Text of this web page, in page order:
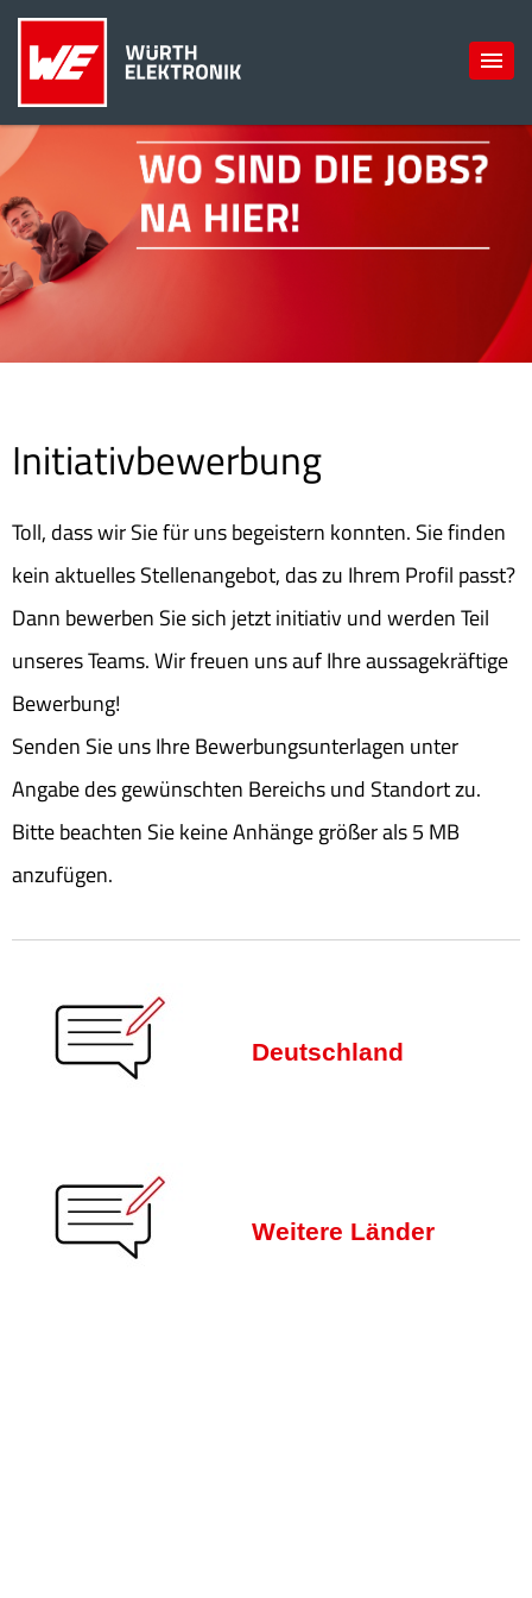
Initiativbewerbung
Toll, dass wir Sie für uns begeistern konnten. Sie finden
kein aktuelles Stellenangebot, das zu Ihrem Profil passt?
Dann bewerben Sie sich jetzt initiativ und werden Teil
unseres Teams. Wir freuen uns auf Ihre aussagekräftige
Bewerbung!
Senden Sie uns Ihre Bewerbungsunterlagen unter
Angabe des gewünschten Bereichs und Standort zu.
Bitte beachten Sie keine Anhänge größer als 5 MB
anzufügen.
Deutschland
Weitere Länder